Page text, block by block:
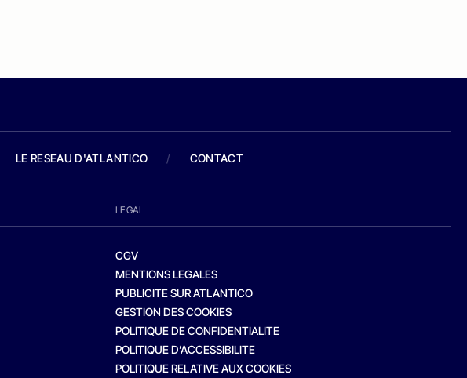
LE RESEAU D'ATLANTICO / CONTACT
LEGAL
CGV
MENTIONS LEGALES
PUBLICITE SUR ATLANTICO
GESTION DES COOKIES
POLITIQUE DE CONFIDENTIALITE
POLITIQUE D’ACCESSIBILITE
POLITIQUE RELATIVE AUX COOKIES